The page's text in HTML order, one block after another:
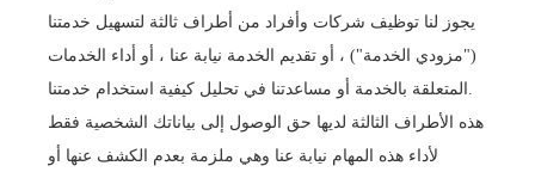
يجوز لنا توظيف شركات وأفراد من أطراف ثالثة لتسهيل خدمتنا
("مزودي الخدمة") ، أو تقديم الخدمة نيابة عنا ، أو أداء الخدمات
المتعلقة بالخدمة أو مساعدتنا في تحليل كيفية استخدام خدمتنا.
هذه الأطراف الثالثة لديها حق الوصول إلى بياناتك الشخصية فقط
لأداء هذه المهام نيابة عنا وهي ملزمة بعدم الكشف عنها أو